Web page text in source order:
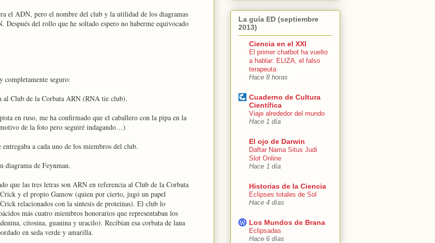
el ADN, pero el nombre del club y la utilidad de los diagramas
Después del rollo que he soltado espero no haberme equivocado
completamente seguro:
al Club de la Corbata ARN (RNA tie club).
en ruso, me ha confirmado que el caballero con la pipa en la
de la foto pero seguiré indagando…)
a cada uno de los miembros del club.
diagrama de Feynman.
que las tres letras son ARN en referencia al Club de la Corbata
y el propio Gamow (quien por cierto, jugó un papel
relacionados con la síntesis de proteínas). El club lo
más cuatro miembros honorarios que representaban los
citosina, guanina y uracilo). Recibían esa corbata de lana
en seda verde y amarilla.
La guía ED (septiembre
2013)
Ciencia en el XXI
El primer chatbot ha vuelto
a hablar: ELIZA, el falso
terapeuta
Hace 8 horas
Cuaderno de Cultura
Científica
Viaje alrededor del mundo
Hace 1 día
El ojo de Darwin
Daftar Nama Situs Judi
Slot Online
Hace 1 día
Historias de la Ciencia
Eclipses totales de Sol
Hace 4 días
Los Mundos de Brana
Eclipsadas
Hace 6 días